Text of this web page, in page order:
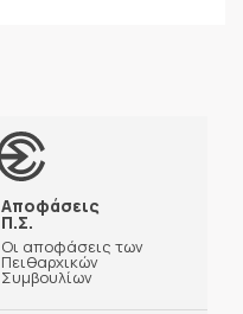
Αποφάσεις
Π.Σ.
Οι αποφάσεις των
Πειθαρχικών
Συμβουλίων